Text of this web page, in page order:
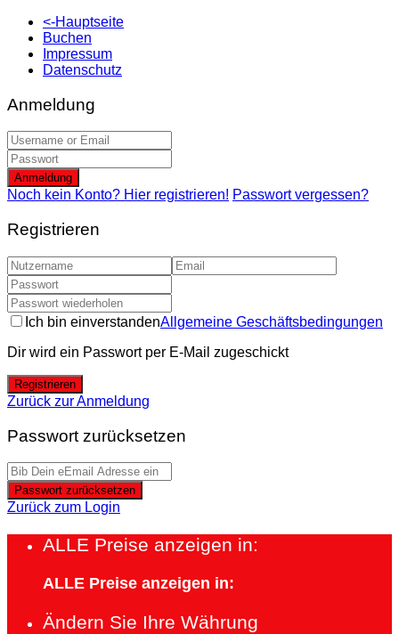
<-Hauptseite
Buchen
Impressum
Datenschutz
Anmeldung
Anmeldung
Noch kein Konto? Hier registrieren! Passwort vergessen?
Registrieren
Ich bin einverstandenAllgemeine Geschäftsbedingungen
Dir wird ein Passwort per E-Mail zugeschickt
Registrieren
Zurück zur Anmeldung
Passwort zurücksetzen
Passwort zurücksetzen
Zurück zum Login
ALLE Preise anzeigen in:
ALLE Preise anzeigen in:
Ändern Sie Ihre Währung